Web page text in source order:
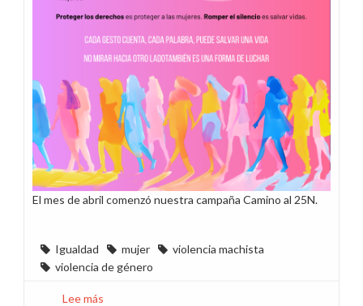
El mes de abril comenzó nuestra campaña Camino al 25N.
Igualdad mujer
violencia machista
violencia de género
Lee más